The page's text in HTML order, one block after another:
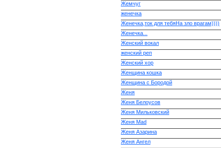
Жемчуг
женечка
Женечка,ток для тебяНа зло врагам))))
Женечка...
Женский вокал
женский реп
Женский хор
Женщина кошка
Женщина с Бородой
Женя
Женя Белоусов
Женя Мильковский
Женя Mad
Женя Азарина
Женя Ангел